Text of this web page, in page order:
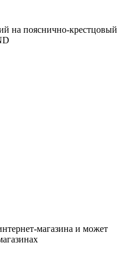
на пояснично-крестцовый
магазина и может